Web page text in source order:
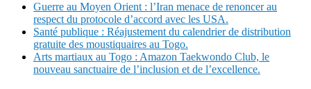
Guerre au Moyen Orient : l’Iran menace de renoncer au
respect du protocole d’accord avec les USA.
Santé publique : Réajustement du calendrier de distribution
gratuite des moustiquaires au Togo.
Arts martiaux au Togo : Amazon Taekwondo Club, le
nouveau sanctuaire de l’inclusion et de l’excellence.